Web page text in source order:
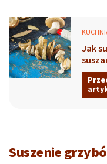
Jak
Suszenie